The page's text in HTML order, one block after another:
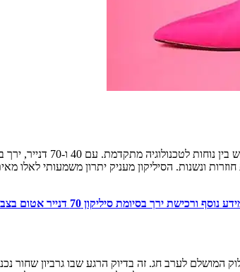
הגרביון עם הסיומת
ונשנות. הסיליקון מעניק יתרון משמעותי
נוסף ורכישת ירך בסיומת סיליקון 70 דנייר אטום בצבע שחור
המושלם לערב חג. זה בדיוק הרגע שבו גרביון